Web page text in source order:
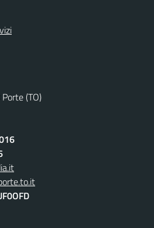
(TO)